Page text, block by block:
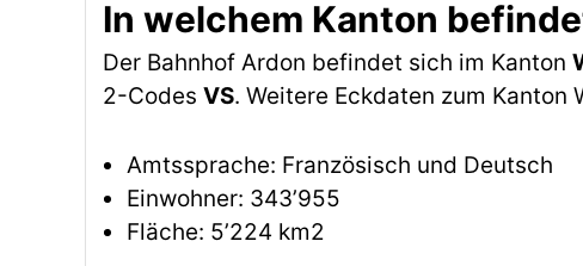
In welchem Kanton
Der Bahnhof Ardon befindet sich im Kanton
2-Codes VS. Weitere Eckdaten zum Kanton
Amtssprache: Französisch und Deutsch
Einwohner: 343’955
Fläche: 5’224 km2